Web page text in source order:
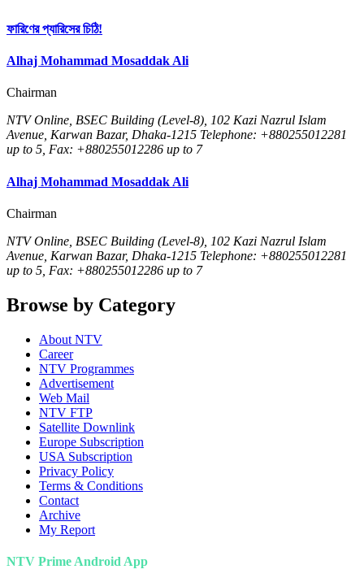
ফারিণের প্যারিসের চিঠি!
Alhaj Mohammad Mosaddak Ali
Chairman
NTV Online, BSEC Building (Level-8), 102 Kazi Nazrul Islam
Avenue, Karwan Bazar, Dhaka-1215 Telephone: +880255012281
up to 5, Fax: +880255012286 up to 7
Alhaj Mohammad Mosaddak Ali
Chairman
NTV Online, BSEC Building (Level-8), 102 Kazi Nazrul Islam
Avenue, Karwan Bazar, Dhaka-1215 Telephone: +880255012281
up to 5, Fax: +880255012286 up to 7
Browse by Category
About NTV
Career
NTV Programmes
Advertisement
Web Mail
NTV FTP
Satellite Downlink
Europe Subscription
USA Subscription
Privacy Policy
Terms & Conditions
Contact
Archive
My Report
NTV Prime Android App